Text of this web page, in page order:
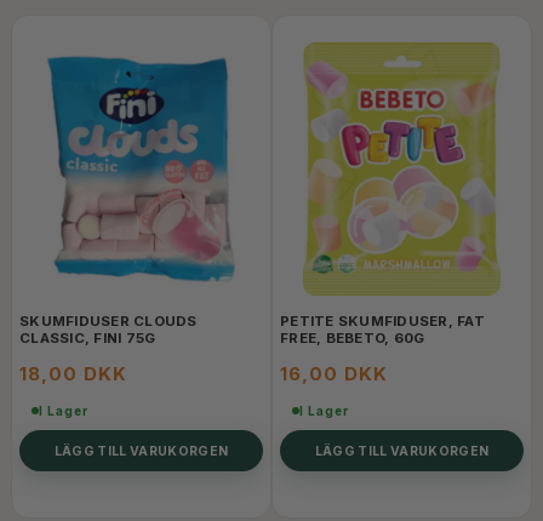
SKUMFIDUSER CLOUDS
CLASSIC, FINI 75G
18,00 DKK
I Lager
LÄGG TILL VARUKORGEN
PETITE SKUMFIDUSER, FAT
FREE, BEBETO, 60G
16,00 DKK
I Lager
LÄGG TILL VARUKORGEN